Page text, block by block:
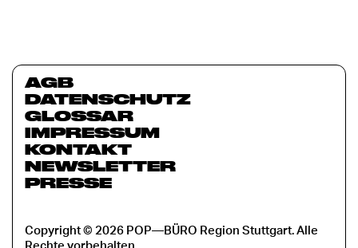
AGB
DATENSCHUTZ
GLOSSAR
IMPRESSUM
KONTAKT
NEWSLETTER
PRESSE
Copyright © 2026 POP—BÜRO Region Stuttgart. Alle